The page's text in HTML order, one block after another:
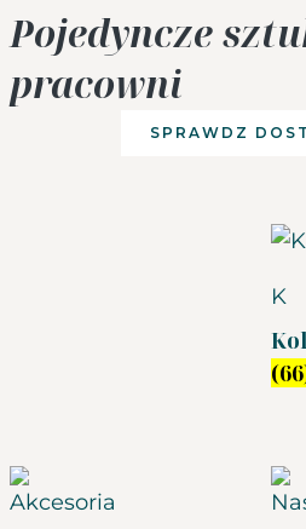
Pojedyncze
pracowni
SPRAWDZ
K